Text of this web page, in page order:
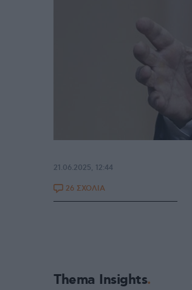
21.06.2025, 12:44
26 ΣΧΟΛΙΑ
Thema Insights